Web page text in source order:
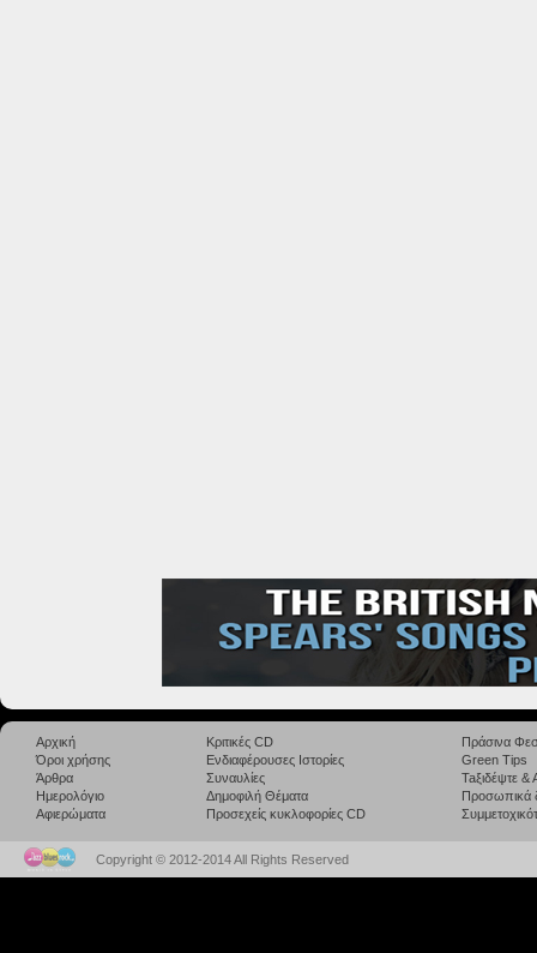
Αρχική
Όροι χρήσης
Άρθρα
Ημερολόγιο
Αφιερώματα
Κριτικές CD
Ενδιαφέρουσες Ιστορίες
Συναυλίες
Δημοφιλή Θέματα
Προσεχείς κυκλοφορίες CD
Πράσινα
Green Tips
Taξιδέψτε
Προσωπικά
Copyright © 2012-2014 All Rights Reserved